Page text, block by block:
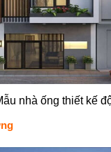
nhà ống thiết kế